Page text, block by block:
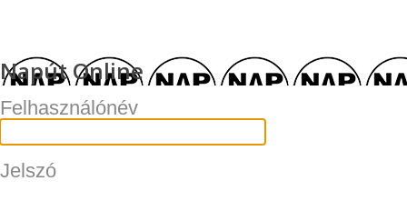
Napút Online
Felhasználónév
Jelszó